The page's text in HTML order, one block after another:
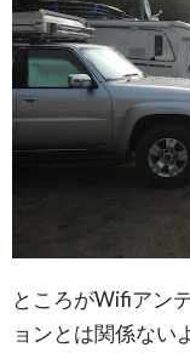
ところがWifiアン
ョンとは関係ない